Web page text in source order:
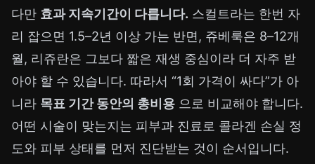
다만 효과 지속기간이 다릅니다. 스컬트라는 한번 자
리 잡으면 1.5–2년 이상 가는 반면, 쥬베룩은 8–12개
월, 리쥬란은 그보다 짧은 재생 중심이라 더 자주 받
아야 할 수 있습니다. 따라서 “1회 가격이 싸다”가 아
니라 목표 기간 동안의 총비용 으로 비교해야 합니다.
어떤 시술이 맞는지는 피부과 진료로 콜라겐 손실 정
도와 피부 상태를 먼저 진단받는 것이 순서입니다.